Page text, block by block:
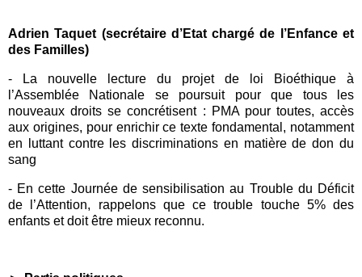
Adrien Taquet (secrétaire d’Etat chargé de l’Enfance et
des Familles)
- La nouvelle lecture du projet de loi Bioéthique à
l’Assemblée Nationale se poursuit pour que tous les
nouveaux droits se concrétisent : PMA pour toutes, accès
aux origines, pour enrichir ce texte fondamental, notamment
en luttant contre les discriminations en matière de don du
sang
- En cette Journée de sensibilisation au Trouble du Déficit
de l’Attention, rappelons que ce trouble touche 5% des
enfants et doit être mieux reconnu.